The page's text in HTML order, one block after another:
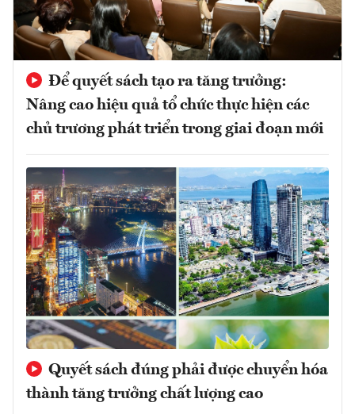
Để quyết sách tạo ra tăng trưởng:
Nâng cao hiệu quả tổ chức thực hiện các
chủ trương phát triển trong giai đoạn mới
Quyết sách đúng phải được chuyển hóa
thành tăng trưởng chất lượng cao